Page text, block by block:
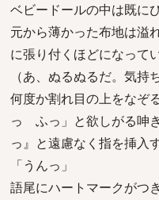
ベビードールの中は既に
元から薄かった布地は溢
に張り付くほどになってい
（あ、ぬるぬるだ。気持
何度か割れ目の上をなぞ
っ ふっ」と欲しがる呻
っ』と遠慮なく指を挿入す
「うんっ」
語尾にハートマークがつ